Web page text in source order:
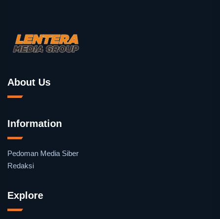
About Us
Information
Pedoman Media Siber
Redaksi
Explore